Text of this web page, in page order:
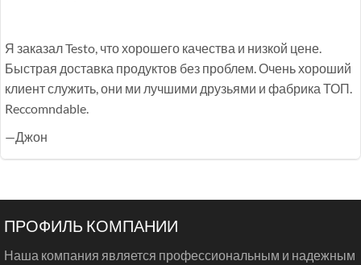
Я заказал Testo, что хорошего качества и низкой цене.
Быстрая доставка продуктов без проблем. Очень хороший
клиент служить, они ми лучшими друзьями и фабрика ТОП.
Reccomndable.
—Джон
ПРОФИЛЬ КОМПАНИИ
Наша компания является профессиональным и надежным